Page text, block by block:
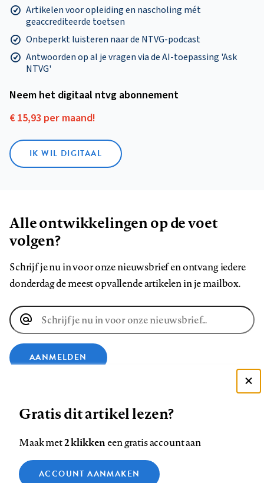
Artikelen voor opleiding en nascholing mét
geaccrediteerde toetsen
Onbeperkt luisteren naar de NTVG-podcast
Antwoorden op al je vragen via de AI-toepassing 'Ask
NTVG'
Neem het digitaal ntvg abonnement
€ 15,93 per maand!
IK WIL DIGITAAL
Alle ontwikkelingen op de voet
volgen?
Schrijf je nu in voor onze nieuwsbrief en ontvang iedere
donderdag de meest opvallende artikelen in je mailbox.
E-
mailadres
AANMELDEN
op
op
op
ons
op
Contact Colofon Disclaimer Privacy
Zie onze cookie policy
Gratis dit artikel lezen?
Maak met2 klikkeneen gratis account aan
ACCOUNT AANMAKEN